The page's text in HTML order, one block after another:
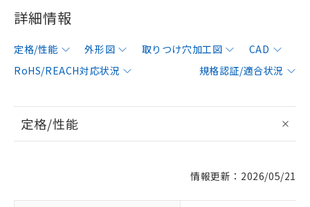
詳細情報
定格/性能 外形図 取りつけ穴加工図
CAD
RoHS/REACH対応状況
規格認証/適合状況
定格/性能
情報更新：2026/05/21